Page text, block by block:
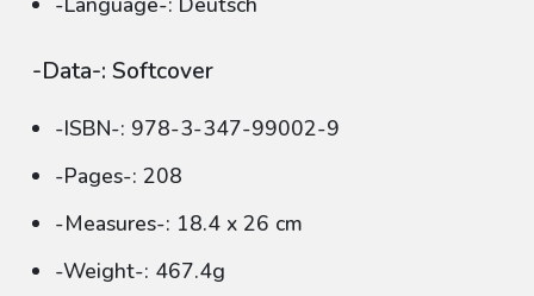
-Data-: Softcover
-ISBN-: 978-3-347-99002-9
-Pages-: 208
-Measures-: 18.4 x 26 cm
-Weight-: 467.4g